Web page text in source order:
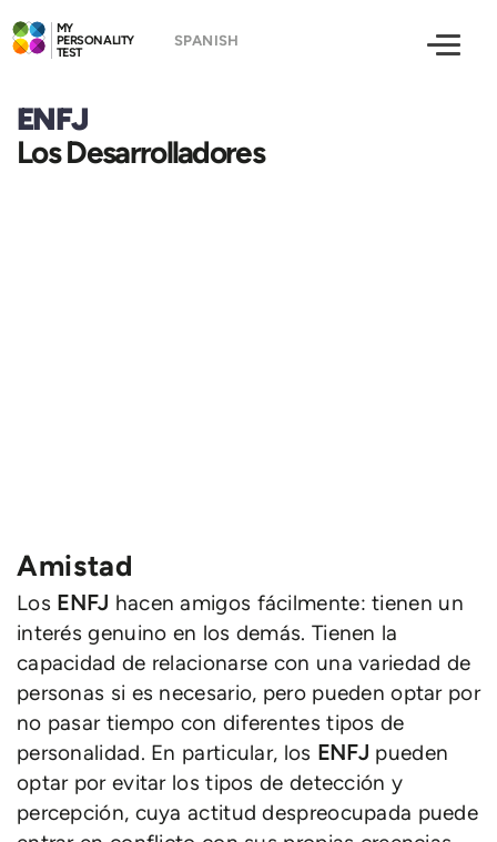
MY
PERSONALITY
TEST
ENFJ
Los Desarrolladores
Amistad
Los ENFJ hacen amigos fácilmente: tienen un
interés genuino en los demás. Tienen la
capacidad de relacionarse con una variedad de
personas si es necesario, pero pueden optar por
no pasar tiempo con diferentes tipos de
personalidad. En particular, los ENFJ pueden
optar por evitar los tipos de detección y
percepción, cuya actitud despreocupada puede